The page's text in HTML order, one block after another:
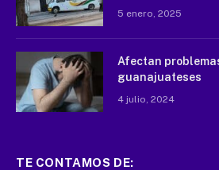
5 enero, 2025
Afectan
guanajuateses
4 julio, 2024
TE CONTAMOS DE: